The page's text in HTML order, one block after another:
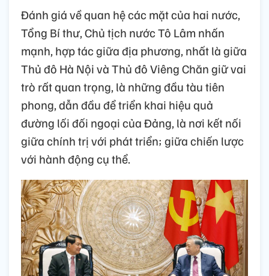
Đánh giá về quan hệ các mặt của hai nước,
Tổng Bí thư, Chủ tịch nước Tô Lâm nhấn
mạnh, hợp tác giữa địa phương, nhất là giữa
Thủ đô Hà Nội và Thủ đô Viêng Chăn giữ vai
trò rất quan trọng, là những đầu tàu tiên
phong, dẫn đầu để triển khai hiệu quả
đường lối đối ngoại của Đảng, là nơi kết nối
giữa chính trị với phát triển; giữa chiến lược
với hành động cụ thể.